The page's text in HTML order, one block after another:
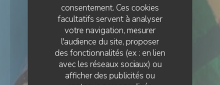
consentement. Ces cookies
facultatifs servent à analyser
votre navigation, mesurer
l'audience du site, proposer
des fonctionnalités (ex : en lien
avec les réseaux sociaux) ou
afficher des publicités ou
& BAR• LILLE